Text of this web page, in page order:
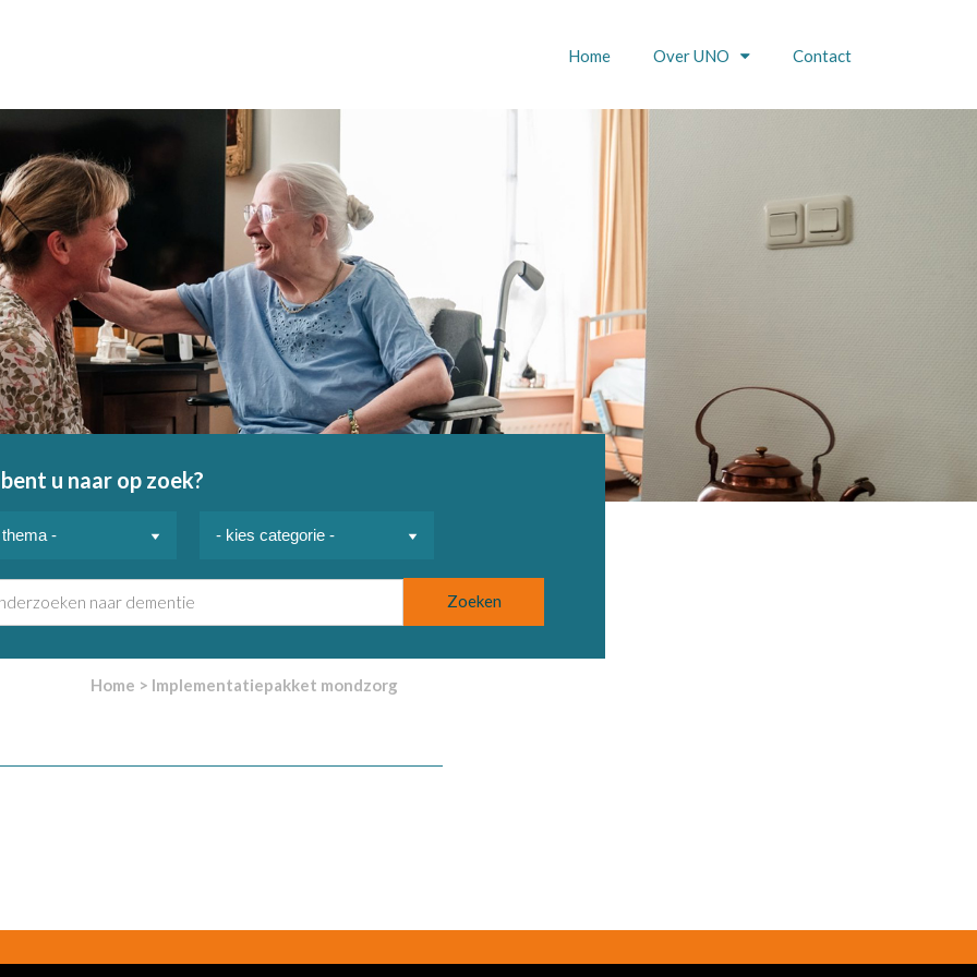
Home Over UNO Contact
u naar op zoek?
Home > Implementatiepakket mondzorg